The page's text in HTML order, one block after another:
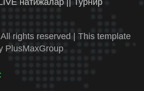
rights reserved | This template
PlusMaxGroup